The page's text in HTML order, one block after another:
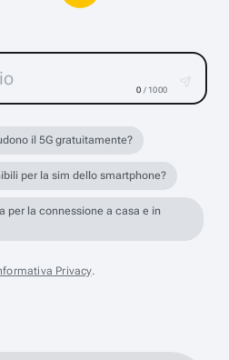
0 / 1000
il 5G gratuitamente?
per la sim dello smartphone?
per la connessione a casa e in
Privacy.